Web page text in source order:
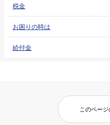
税金
お困りの時は
給付金
このペー